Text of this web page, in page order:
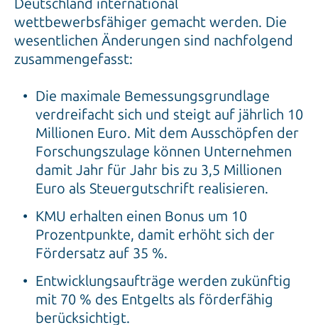
Deutschland international
wettbewerbsfähiger gemacht werden. Die
wesentlichen Änderungen sind nachfolgend
zusammengefasst:
Die maximale Bemessungsgrundlage
verdreifacht sich und steigt auf jährlich 10
Millionen Euro. Mit dem Ausschöpfen der
Forschungszulage können Unternehmen
damit Jahr für Jahr bis zu 3,5 Millionen
Euro als Steuergutschrift realisieren.
KMU erhalten einen Bonus um 10
Prozentpunkte, damit erhöht sich der
Fördersatz auf 35 %.
Entwicklungsaufträge werden zukünftig
mit 70 % des Entgelts als förderfähig
berücksichtigt.